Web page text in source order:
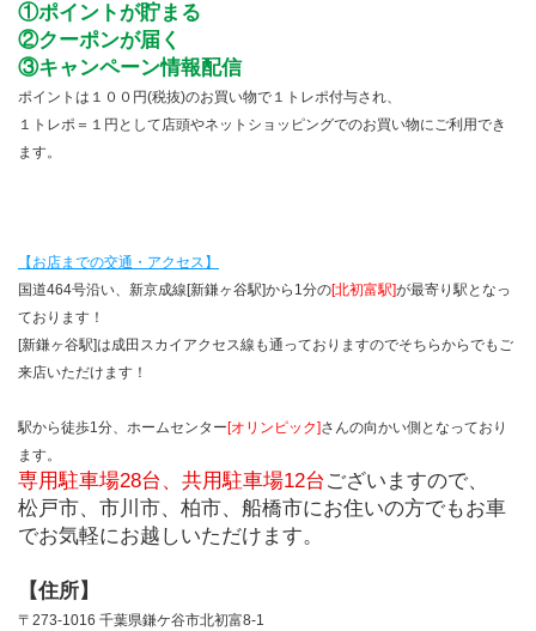
①ポイントが貯まる
②クーポンが届く
③キャンペーン情報配信
ポイントは１００円(税抜)のお買い物で１トレポ付与され、
１トレポ＝１円として店頭やネットショッピングでのお買い物にご利用でき
ます。
【お店までの交通・アクセス】
国道464号沿い、新京成線[新鎌ヶ谷駅]から1分の[北初富駅]が最寄り駅となっ
ております！
[新鎌ヶ谷駅]は成田スカイアクセス線も通っておりますのでそちらからでもご
来店いただけます！
駅から徒歩1分、ホームセンター[オリンピック]さんの向かい側となっており
ます。
専用駐車場28台、共用駐車場12台 ございますので、
松戸市、市川市、柏市、船橋市にお住いの方でもお車
でお気軽にお越しいただけます。
【住所】
〒273-1016 千葉県鎌ケ谷市北初富8-1